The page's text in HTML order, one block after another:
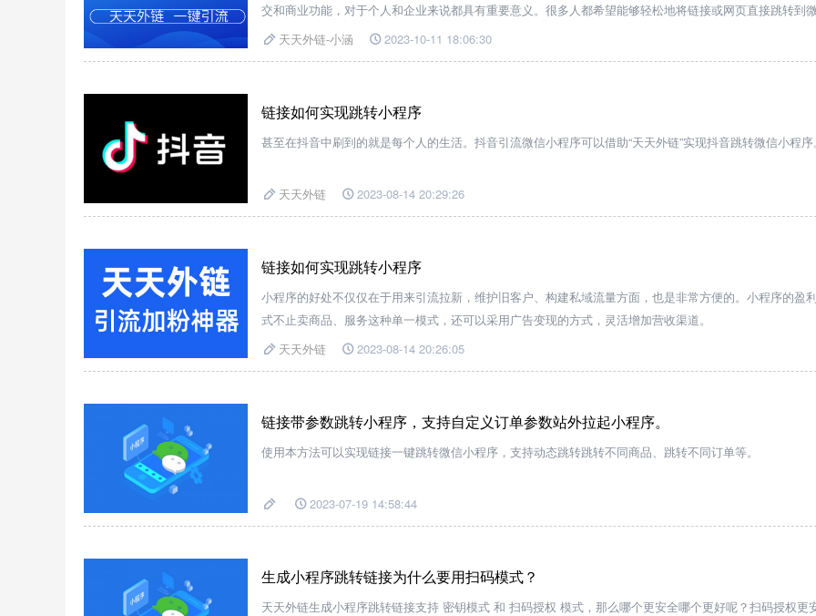
交和商业功能，对于个人和企业来说都具有重要意义。很多人都希望能够轻松地将链接或网页直接跳转到
上，以方便与他人分享或进行更多操作。
天天外链-小涵 2023-10-11 18:06:30
链接如何实现跳转小程序
甚至在抖音中刷到的就是每个人的生活。抖音引流微信小程序可以借助“天天外链”实现抖音跳转微信小程
天天外链 2023-08-14 20:29:26
链接如何实现跳转小程序
小程序的好处不仅仅在于用来引流拉新，维护旧客户、构建私域流量方面，也是非常方便的。小程序的盈
式不止卖商品、服务这种单一模式，还可以采用广告变现的方式，灵活增加营收渠道。
天天外链
2023-08-14 20:26:05
链接带参数跳转小程序，支持自定义订单参数站外拉起小程序。
使用本方法可以实现链接一键跳转微信小程序，支持动态跳转跳转不同商品、跳转不同订单等。
2023-07-19 14:58:44
生成小程序跳转链接为什么要用扫码模式？
天天外链生成小程序跳转链接支持 密钥模式 和 扫码授权 模式，那么哪个更安全哪个更好呢？扫码授权更